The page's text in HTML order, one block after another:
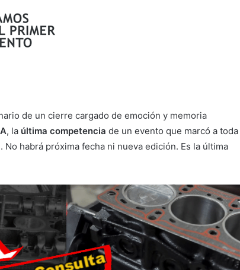
de un cierre cargado de emoción y memoria
, la última competencia de un evento que marcó a toda
habrá próxima fecha ni nueva edición. Es la última